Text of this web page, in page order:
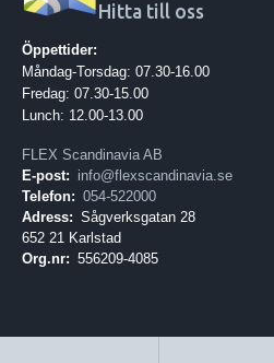
Hitta till oss
Öppettider:
Måndag-Torsdag: 07.30-16.00
Fredag: 07.30-15.00
Lunch: 12.00-13.00
FLEX Scandinavia AB
E-post: info@flexscandinavia.se
Telefon: 054-522000
Adress: Sågverksgatan 28
652 21 Karlstad
Org.nr: 556209-4085